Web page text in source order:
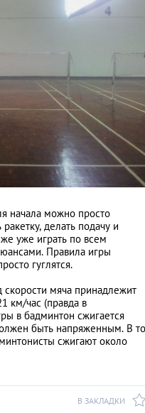
начала можно просто
делать подачу и
уже играть по всем
Правила игры
гуглятся.
мяча принадлежит
км/час (правда в
в бадминтон сжигается
быть напряженным. В то
сжигают около
В ЗАКЛАДКИ